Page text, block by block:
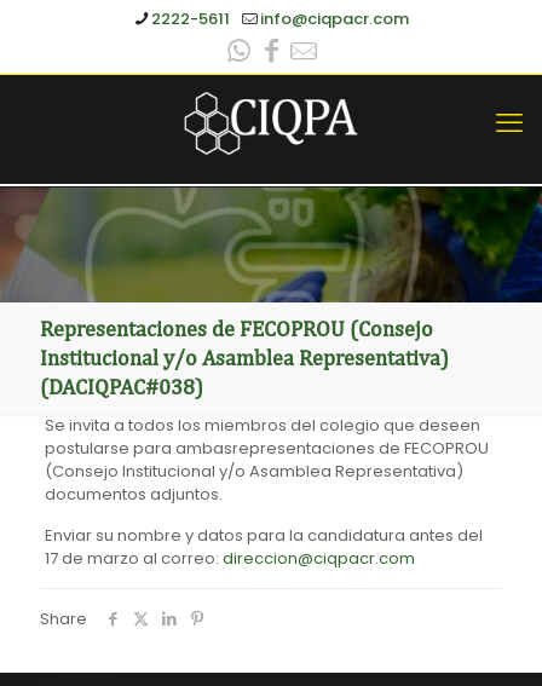
2222-5611 info@ciqpacr.com
Representaciones de FECOPROU (Consejo
Institucional y/o Asamblea Representativa)
(DACIQPAC#038)
Se invita a todos los miembros del colegio que deseen
postularse para ambasrepresentaciones de FECOPROU
(Consejo Institucional y/o Asamblea Representativa)
documentos adjuntos.
Enviar su nombre y datos para la candidatura antes del
17 de marzo al correo: direccion@ciqpacr.com
Share